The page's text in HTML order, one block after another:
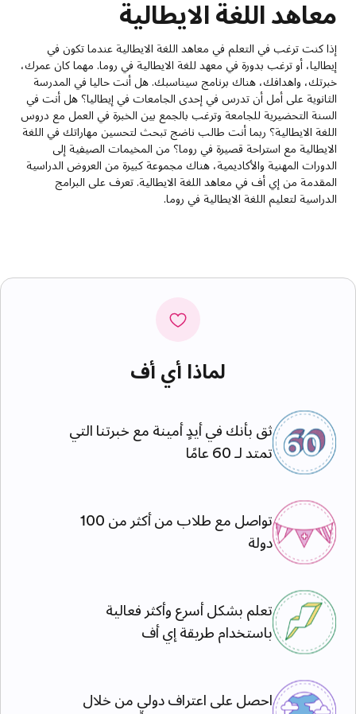
معاهد اللغة الايطالية
إذا كنت ترغب في التعلم في معاهد اللغة الايطالية عندما تكون في
إيطاليا، أو ترغب بدورة في معهد للغة الايطالية في روما. مهما كان عمرك،
خبرتك، واهدافك، هناك برنامج سيناسبك. هل أنت حاليا في المدرسة
الثانوية على أمل أن تدرس في إحدى الجامعات في إيطاليا؟ هل أنت في
السنة التحضيرية للجامعة وترغب بالجمع بين الخبرة في العمل مع دروس
اللغة الايطالية؟ ربما أنت طالب ناضج تبحث لتحسين مهاراتك في اللغة
الايطالية مع استراحة قصيرة في روما؟ من المخيمات الصيفية إلى
الدورات المهنية والأكاديمية، هناك مجموعة كبيرة من العروض الدراسية
المقدمة من إي أف في معاهد اللغة الايطالية. تعرف على البرامج
الدراسية لتعليم اللغة الايطالية في روما.
لماذا أي أف
ثق بأنك في أيدٍ أمينة مع خبرتنا التي
تمتد لـ 60 عامًا
تواصل مع طلاب من أكثر من 100
دولة
تعلم بشكل أسرع وأكثر فعالية
باستخدام طريقة إي أف
احصل على اعتراف دولي من خلال